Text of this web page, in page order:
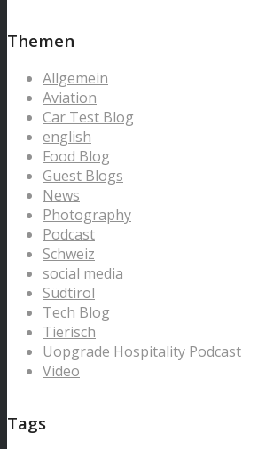
Themen
Allgemein
Aviation
Car Test Blog
english
Food Blog
Guest Blogs
News
Photography
Podcast
Schweiz
social media
Südtirol
Tech Blog
Tierisch
Uopgrade Hospitality Podcast
Video
Tags